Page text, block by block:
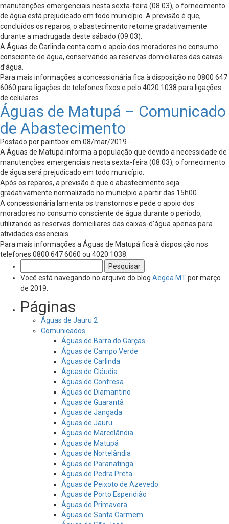
manutenções emergenciais nesta sexta-feira (08.03), o fornecimento
de água está prejudicado em todo município. A previsão é que,
concluídos os reparos, o abastecimento retorne gradativamente
durante a madrugada deste sábado (09.03).
A Águas de Carlinda conta com o apoio dos moradores no consumo
consciente de água, conservando as reservas domiciliares das caixas-
d’água.
Para mais informações a concessionária fica à disposição no 0800 647
6060 para ligações de telefones fixos e pelo 4020 1038 para ligações
de celulares.
Águas de Matupá – Comunicado
de Abastecimento
Postado por paintbox em 08/mar/2019 -
A Águas de Matupá informa a população que devido a necessidade de
manutenções emergenciais nesta sexta-feira (08.03), o fornecimento
de água será prejudicado em todo município.
Após os reparos, a previsão é que o abastecimento seja
gradativamente normalizado no município a partir das 15h00.
A concessionária lamenta os transtornos e pede o apoio dos
moradores no consumo consciente de água durante o período,
utilizando as reservas domiciliares das caixas-d’água apenas para
atividades essenciais.
Para mais informações a Águas de Matupá fica à disposição nos
telefones 0800 647 6060 ou 4020 1038.
por:
Você está navegando no arquivo do blog Aegea MTpor março
de 2019.
Páginas
Águas de Jauru 2
Comunicados
Águas de Barra do Garças
Águas de Campo Verde
Águas de Carlinda
Águas de Cláudia
Águas de Confresa
Águas de Diamantino
Águas de Guarantã
Águas de Jangada
Águas de Jauru
Águas de Marcelândia
Águas de Matupá
Águas de Nortelândia
Águas de Paranatinga
Águas de Pedra Preta
Águas de Peixoto de Azevedo
Águas de Porto Esperidião
Águas de Primavera
Águas de Santa Carmem